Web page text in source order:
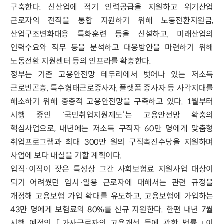
구축한다. 신산업에 적기 인력공급을 지원하고 위기산업
근로자의 전직을 통합 지원하기 위해 노동전환지원금,
산업구조변화대응 특화훈련 등을 신설하고, 미래산업의
인력수요와 직무 등을 분석하고 대응방안을 마련하기 위해
노동전환 지원센터 등의 인프라를 확충한다.
정부는 기존 고용안전망 테두리에서 벗어나 있는 저소득
근로빈곤층, 특수형태근로종사자, 플랫폼 종사자 등 사각지대를
해소하기 위해 중층적 고용안전망을 구축하고 있다. 1월부터
시행 중인 ‘국민취업지원제도’는 고용안전망 확충의
핵심사업으로, 내년에는 저소득 구직자 60만 명에게 맞춤형
취업프로그램과 최대 300만 원의 구직촉진수당을 지원하며
사업에 보다 내실을 기할 계획이다.
입직·이직이 잦은 특성상 그간 사회보험료 지원사업 대상이
되기 어려웠던 임시·일용 근로자에 대해서는 관련 규정을
개정해 고용보험 가입 확대를 유도하고, 고용보험에 가입하는
43만 명에게 보험료의 80%를 신규 지원한다. 한편 내년 7월